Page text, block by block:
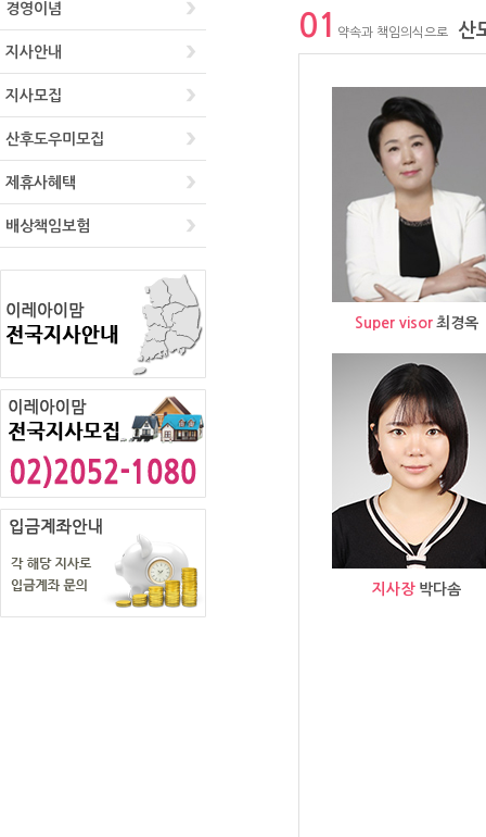
경영이념
지사안내
지사모집
산후도우미모집
제휴사혜택
배상책임보험
01 약속과 책임의식으로 산
Super visor 최경옥
지사장 박다솜